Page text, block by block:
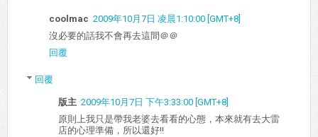
coolmac 2009年10月7日 凌晨1:10:00 [GMT+8]
沒必要的話我不會再去這間＠＠
回覆
回覆
版主 2009年10月7日 下午3:33:00 [GMT+8]
原則上我只是帶我老婆去看看的心態，本來就有去大雷
店的心理準備，所以還好!!